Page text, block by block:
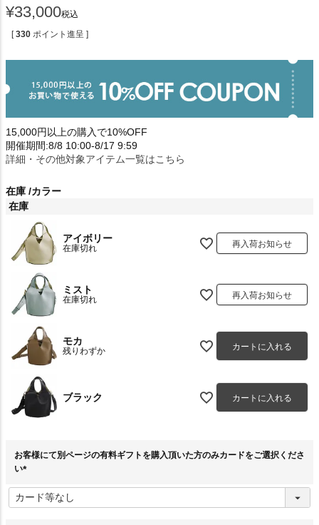
¥33,000税込
[ 330 ポイント進呈 ]
15,000円以上の購入で10%OFF
開催期間:8/8 10:00-8/17 9:59
詳細・その他対象アイテム一覧はこちら
在庫 カラー
在庫
アイボリー
在庫切れ 再入荷お知らせ
ミスト
在庫切れ 再入荷お知らせ
モカ
残りわずか カートに入れる
ブラック カートに入れる
お客様にて別ページの有料ギフトを購入頂いた方のみカードをご選択くださ
い
必
須